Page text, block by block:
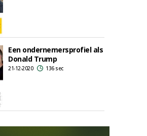
Een ondernemersprofiel als
Donald Trump
21-12-2020 136 sec